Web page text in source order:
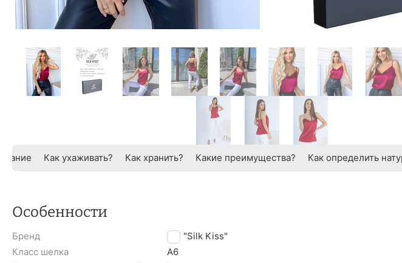
Как ухаживать? Как хранить? Какие преимущества? Как определить
Особенности
Бренд
TM "Silk Kiss"
Класс шелка
A6